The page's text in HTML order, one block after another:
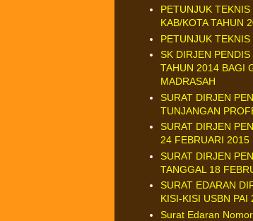
PETUNJUK
KAB/KOTA TAHUN
PETUNJUK
SK DIRJEN
TAHUN 2014 BAGI
MADRASAH
SURAT DIRJEN
TUNJANGAN
SURAT DIRJEN
24 FEBRUARI 2015
SURAT DIRJEN
TANGGAL 18
SURAT EDARAN
KISI-KISI USBN PAI
Surat Edaran